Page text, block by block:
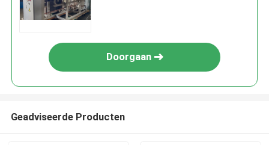
Doorgaan
Geadviseerde Producten